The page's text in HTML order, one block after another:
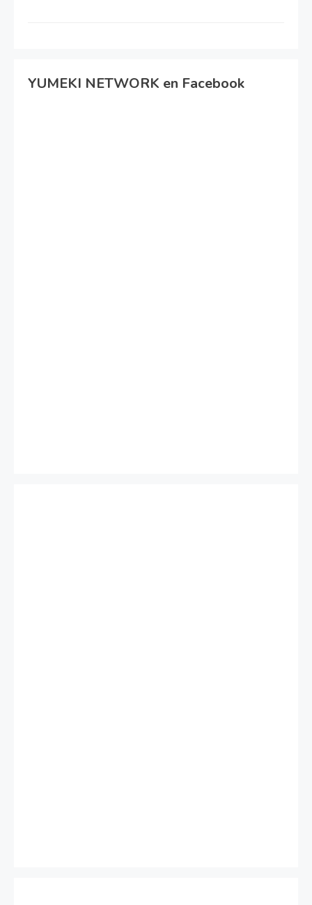
YUMEKI NETWORK en Facebook